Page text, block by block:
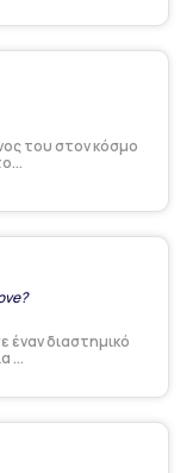
του στον κόσμο
έναν διαστημικό
...